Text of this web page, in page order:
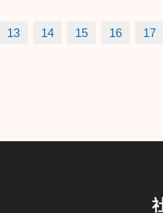
13 14 15 16 17